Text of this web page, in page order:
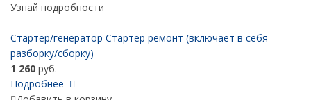
Узнай подробности
Стартер/генератор Стартер ремонт (включает в себя
разборку/сборку)
1 260 руб.
Подробнее